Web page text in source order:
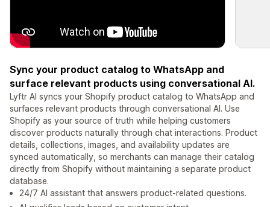
Sync your product catalog to WhatsApp and
surface relevant products using conversational AI.
Lyftr AI syncs your Shopify product catalog to WhatsApp and
surfaces relevant products through conversational AI. Use
Shopify as your source of truth while helping customers
discover products naturally through chat interactions. Product
details, collections, images, and availability updates are
synced automatically, so merchants can manage their catalog
directly from Shopify without maintaining a separate product
database.
24/7 AI assistant that answers product-related questions.